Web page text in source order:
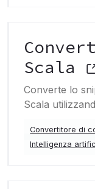
Scala
Converte lo
Scala
Convertitore di
Intelligenza